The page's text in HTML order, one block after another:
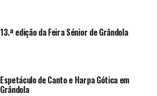
13.ª edição da Feira Sénior de Grândola
Espetáculo de Canto e Harpa Gótica em
Grândola